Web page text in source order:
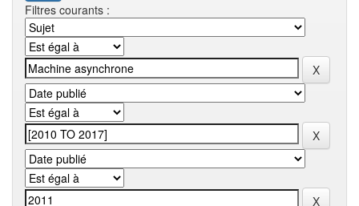
Filtres courants :